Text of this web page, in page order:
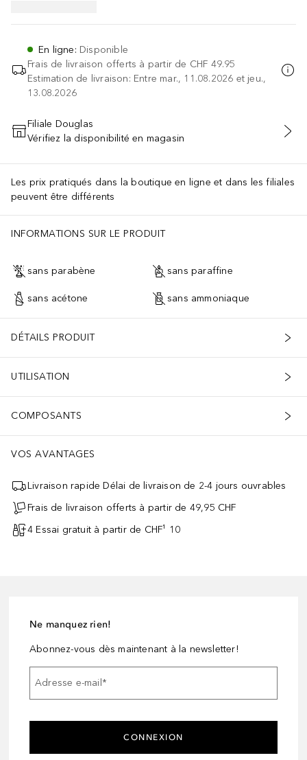
En ligne: Disponible
Frais de livraison offerts à partir de CHF 49.95
Estimation de livraison: Entre mar., 11.08.2026 et jeu.,
13.08.2026
AJOUTER AU PANIER
Filiale Douglas
Vérifiez la disponibilité en magasin
Les prix pratiqués dans la boutique en ligne et dans les filiales
peuvent être différents
INFORMATIONS SUR LE PRODUIT
sans parabène sans paraffine
sans acétone sans ammoniaque
DÉTAILS PRODUIT
UTILISATION
COMPOSANTS
VOS AVANTAGES
Livraison rapide Délai de livraison de 2-4 jours ouvrables
Frais de livraison offerts à partir de 49,95 CHF
4 Essai gratuit à partir de CHF¹ 10
Ne manquez rien!
Abonnez-vous dès maintenant à la newsletter!
Adresse e-mail*
CONNEXION